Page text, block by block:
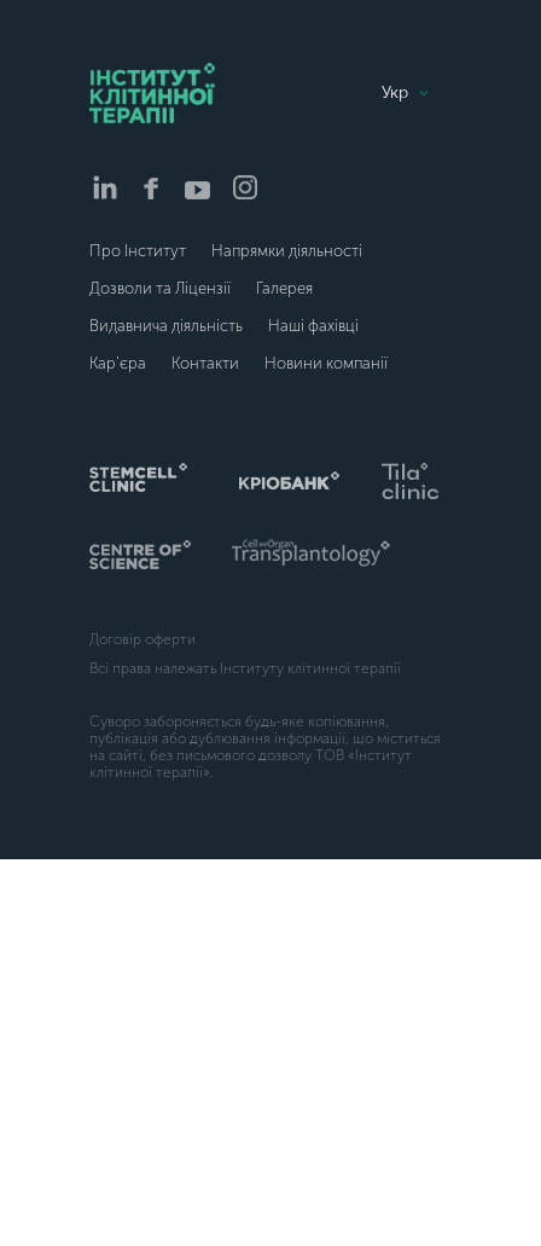
Укр
Про Інститут Напрямки діяльності
Дозволи та Ліцензії Галерея
Видавнича діяльність Наші фахівці
Кар’єра Контакти Новини компанії
Договір оферти
Всі права належать Інституту клітинної терапії
Суворо забороняється будь-яке копiювання,
публiкацiя або дублювання інформації, що міститься
на сайті, без письмового дозволу ТОВ «Інститут
клітинної терапії».